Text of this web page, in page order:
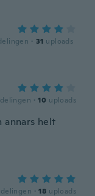
· 31 uploads
· 10 uploads
annars helt
· 18 uploads